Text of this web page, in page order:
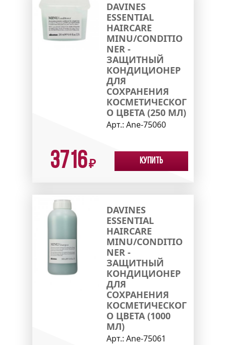
DAVINES
ESSENTIAL
HAIRCARE
MINU/CONDITIO
NER -
ЗАЩИТНЫЙ
КОНДИЦИОНЕР
ДЛЯ
СОХРАНЕНИЯ
КОСМЕТИЧЕСКОГ
О ЦВЕТА (250 МЛ)
Арт.: Ane-75060
3716₽ Купить
DAVINES
ESSENTIAL
HAIRCARE
MINU/CONDITIO
NER -
ЗАЩИТНЫЙ
КОНДИЦИОНЕР
ДЛЯ
СОХРАНЕНИЯ
КОСМЕТИЧЕСКОГ
О ЦВЕТА (1000
МЛ)
Арт.: Ane-75061